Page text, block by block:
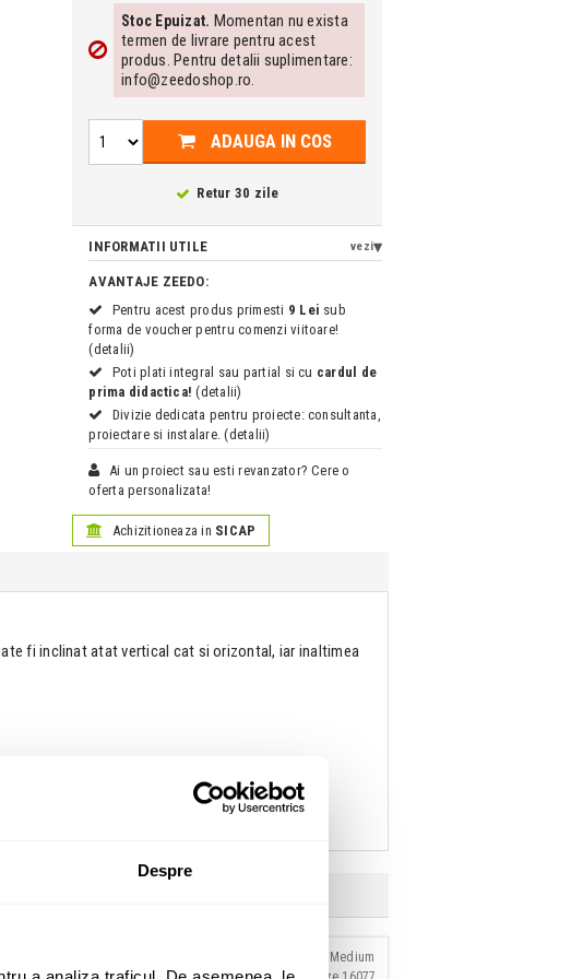
Despre
Stoc Epuizat. Momentan nu exista
termen de livrare pentru acest
produs. Pentru detalii suplimentare:
info@zeedoshop.ro.
ADAUGA IN COS
Retur 30 zile
INFORMATII UTILE vezi
AVANTAJE ZEEDO:
Pentru acest produs primesti 9 Lei sub
forma de voucher pentru comenzi viitoare!
(detalii)
Poti plati integral sau partial si cu cardul de
prima didactica! (detalii)
Divizie dedicata pentru proiecte: consultanta,
proiectare si instalare. (detalii)
Ai un proiect sau esti revanzator? Cere o
oferta personalizata!
Achizitioneaza in SICAP
fi inclinat atat vertical cat si orizontal, iar inaltimea